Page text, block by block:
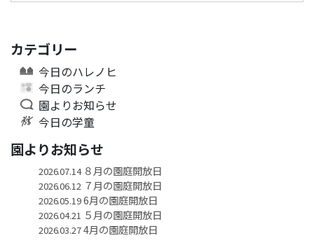
カテゴリー
今日のハレノヒ
今日のランチ
園よりお知らせ
今日の学童
園よりお知らせ
2026.07.14８月の園庭開放日
2026.06.12 ７月の園庭開放日
2026.05.196月の園庭開放日
2026.04.21 ５月の園庭開放日
2026.03.274月の園庭開放日